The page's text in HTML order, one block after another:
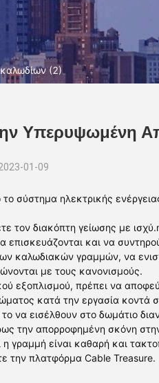
καλωδίων (2)
Υπερυψωμένη
01-09
σύστημα ηλεκτρικής
τον διακόπτη γείωσης με
επισκευάζονται και να
καλωδιακών γραμμών, να
με τους κανονισμούς.
εξοπλισμού, πρέπει να
κατά την εργασία κοντά
να εισέλθουν στο δωμάτιο
την απορροφημένη σκόνη
γραμμή είναι καθαρή και
την πλατφόρμα Cable Treasure.